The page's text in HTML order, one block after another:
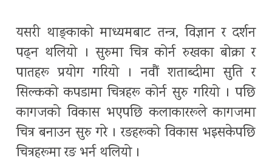
यसरी थाङ्काको माध्यमबाट तन्त्र, विज्ञान र दर्शन
पढ्न थलियो । सुरुमा चित्र कोर्न रुखका बोक्रा र
पातहरू प्रयोग गरियो । नवौं शताब्दीमा सुति र
सिल्कको कपडामा चित्रहरू कोर्न सुरु गरियो । पछि
कागजको विकास भएपछि कलाकाररूले कागजमा
चित्र बनाउन सुरु गरे । रङहरूको विकास भइसकेपछि
चित्रहरूमा रङ भर्न थलियो ।